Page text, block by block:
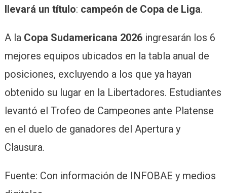
llevará un título: campeón de Copa de Liga.
A la Copa Sudamericana 2026ingresarán los 6
mejores equipos ubicados en la tabla anual de
posiciones, excluyendo a los que ya hayan
obtenido su lugar en la Libertadores. Estudiantes
levantó el Trofeo de Campeones ante Platense
en el duelo de ganadores del Apertura y
Clausura.
Fuente: Con información de INFOBAE y medios